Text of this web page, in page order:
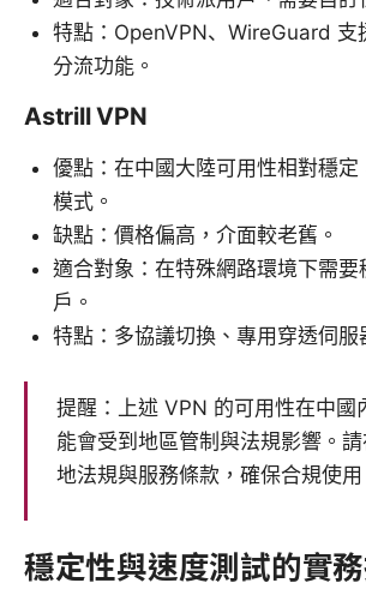
特點：OpenVPN、WireGuard 支
分流功能。
Astrill VPN
優點：在中國大陸可用性相對穩定
模式。
缺點：價格偏高，介面較老舊。
適合對象：在特殊網路環境下需要
戶。
特點：多協議切換、專用穿透伺服
提醒：上述 VPN 的可用性在中國
能會受到地區管制與法規影響。
地法規與服務條款，確保合規使用
穩定性與速度測試的實